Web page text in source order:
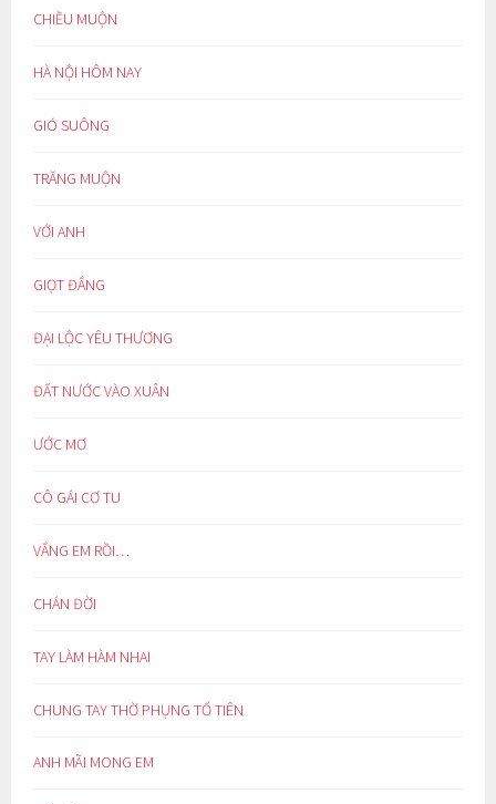
CHIỀU MUỘN
HÀ NỘI HÔM NAY
GIÓ SUÔNG
TRĂNG MUỘN
VỚI ANH
GIỌT ĐẮNG
ĐẠI LỘC YÊU THƯƠNG
ĐẤT NƯỚC VÀO XUÂN
ƯỚC MƠ
CÔ GÁI CƠ TU
VẮNG EM RỒI…
CHÁN ĐỜI
TAY LÀM HÀM NHAI
CHUNG TAY THỜ PHỤNG TỔ TIÊN
ANH MÃI MONG EM